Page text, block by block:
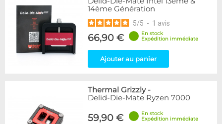
14ème Génération
5/5 - 1 avis
66,90 €
En stock
Expédition immédiate
Ajouter au panier
Thermal Grizzly-
Delid-Die-Mate Ryzen 7000
59,90 €
En stock
Expédition immédiate